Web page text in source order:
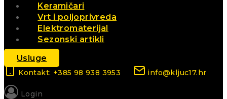
Keramičari
Vrt i poljoprivreda
Elektromaterijal
Sezonski artikli
Usluge
Kontakt: +385 98 938 3953 info@kljuc17.hr
Login